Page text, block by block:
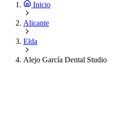
Inicio
Alicante
Elda
Alejo García Dental Studio